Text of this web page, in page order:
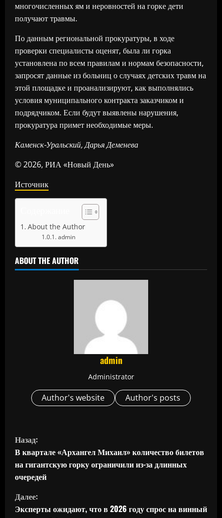
многочисленных ям и неровностей на горке дети
получают травмы.
По данным региональной прокуратуры, в ходе
проверки специалисты оценят, была ли горка
установлена по всем правилам и нормам безопасности,
запросят данные из больниц о случаях детских травм на
этой площадке и проанализируют, как выполнялись
условия муниципального контракта заказчиком и
подрядчиком. Если будут выявлены нарушения,
прокуратура примет необходимые меры.
Каменск-Уральский, Дарья Деменева
© 2026, РИА «Новый День»
Источник
About the Author
admin
ABOUT THE AUTHOR
admin
Administrator
Author's website Author's posts
П
р
о
д
Назад:
В квартале «Архангел Михаил» количество билетов
на гигантскую горку ограничили из-за длинных
очередей
Далее:
Эксперты ожидают, что в 2026 году спрос на винный